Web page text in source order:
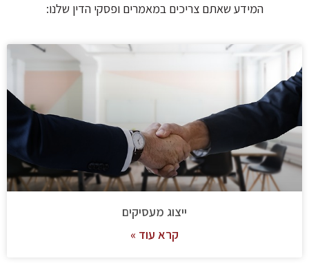
המידע שאתם צריכים במאמרים ופסקי הדין שלנו:
ייצוג מעסיקים
קרא עוד »